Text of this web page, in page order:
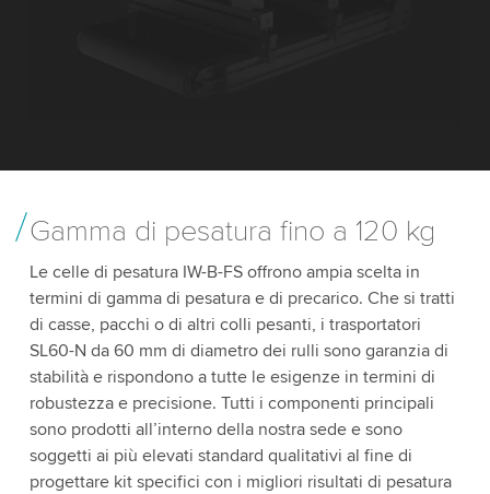
Gamma di pesatura fino a 120 kg
Le celle di pesatura IW-B-FS offrono ampia scelta in
termini di gamma di pesatura e di precarico. Che si tratti
di casse, pacchi o di altri colli pesanti, i trasportatori
SL60-N da 60 mm di diametro dei rulli sono garanzia di
stabilità e rispondono a tutte le esigenze in termini di
robustezza e precisione. Tutti i componenti principali
sono prodotti all’interno della nostra sede e sono
soggetti ai più elevati standard qualitativi al fine di
progettare kit specifici con i migliori risultati di pesatura